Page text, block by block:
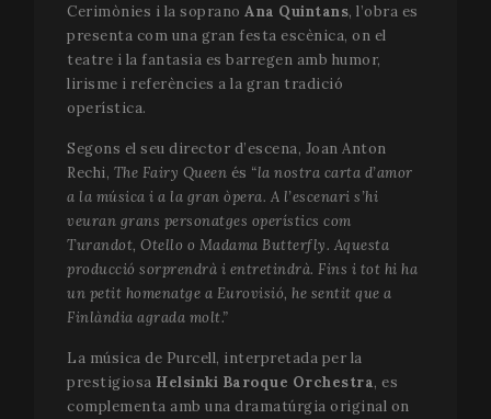
Cerimònies i la soprano Ana Quintans, l’obra es
presenta com una gran festa escènica, on el
teatre i la fantasia es barregen amb humor,
lirisme i referències a la gran tradició
operística.
Segons el seu director d’escena, Joan Anton
Rechi, The Fairy Queen és “la nostra carta d’amor
a la música i a la gran òpera. A l’escenari s’hi
veuran grans personatges operístics com
Turandot, Otello o Madama Butterfly. Aquesta
producció sorprendrà i entretindrà. Fins i tot hi ha
un petit homenatge a Eurovisió, he sentit que a
Finlàndia agrada molt.”
La música de Purcell, interpretada per la
prestigiosa Helsinki Baroque Orchestra, es
complementa amb una dramatúrgia original on